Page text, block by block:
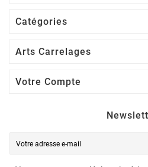
Catégories
Arts Carrelages
Votre Compte